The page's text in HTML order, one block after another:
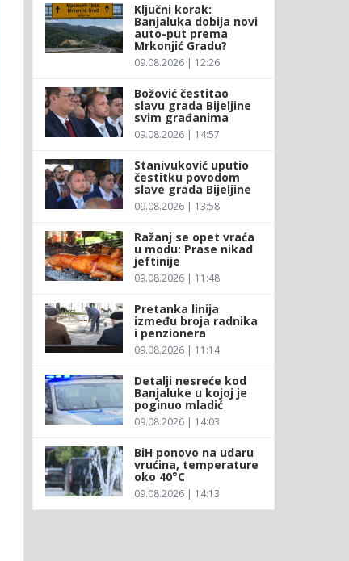
Ključni korak:
Banjaluka dobija novi
auto-put prema
Mrkonjić Gradu?
09.08.2026 | 12:26
Božović čestitao
slavu grada Bijeljine
svim građanima
09.08.2026 | 14:57
Stanivuković uputio
čestitku povodom
slave grada Bijeljine
09.08.2026 | 13:58
Ražanj se opet vraća
u modu: Prase nikad
jeftinije
09.08.2026 | 11:48
Pretanka linija
između broja radnika
i penzionera
09.08.2026 | 11:14
Detalji nesreće kod
Banjaluke u kojoj je
poginuo mladić
09.08.2026 | 14:03
BiH ponovo na udaru
vrućina, temperature
oko 40°C
09.08.2026 | 14:13